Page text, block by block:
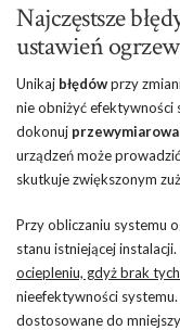
Najczęstsze
ustawień
Unikaj błędówprzy
nie obniżyć efektywności
dokonuj
urządzeń może
skutkuje zwiększonym
Przy obliczaniu systemu
stanu istniejącej
ociepleniu, gdyż brak
nieefektywności
dostosowane do